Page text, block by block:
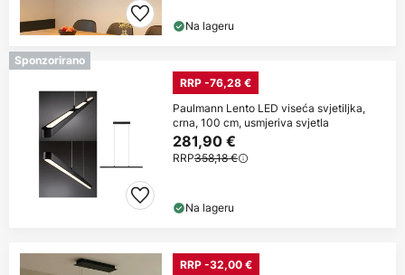
Na lageru
Sponzorirano
RRP -76,28 €
Paulmann Lento LED viseća svjetiljka,
crna, 100 cm, usmjeriva svjetla
281,90 €
RRP358,18 €
Na lageru
RRP -32,00 €